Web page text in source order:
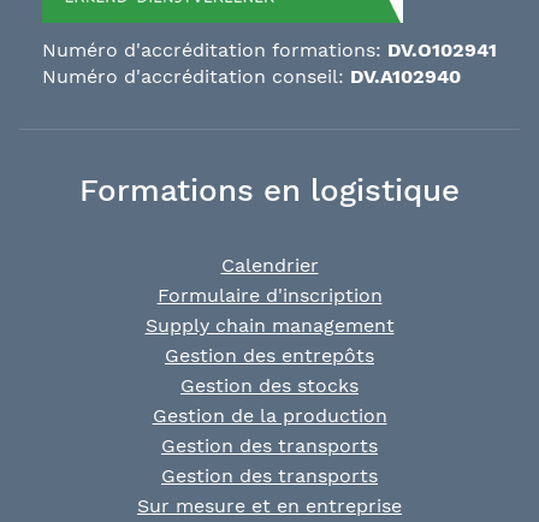
Numéro d'accréditation formations: DV.O102941
Numéro d'accréditation conseil: DV.A102940
Formations en logistique
Calendrier
Formulaire d'inscription
Supply chain management
Gestion des entrepôts
Gestion des stocks
Gestion de la production
Gestion des transports
Gestion des transports
Sur mesure et en entreprise